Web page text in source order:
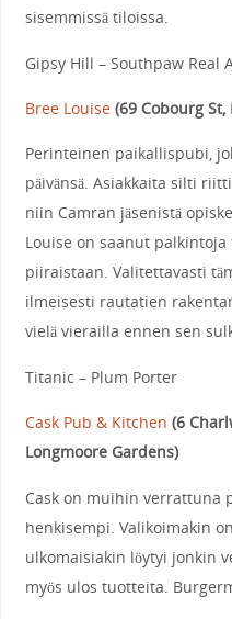
sisemmissä tiloissa.
Gipsy Hill – Southpaw Real
Bree Louise (69 Cobourg St,
Perinteinen paikallispubi,
päivänsä. Asiakkaita silti
niin Camran jäsenistä
Louise on saanut
piiraistaan. Valitettavasti
ilmeisesti rautatien
vielä vierailla ennen sen
Titanic – Plum Porter
Cask Pub & Kitchen (6
Longmoore Gardens)
Cask on muihin verrattuna
henkisempi. Valikoimakin
ulkomaisiakin löytyi jonkin
myös ulos tuotteita.